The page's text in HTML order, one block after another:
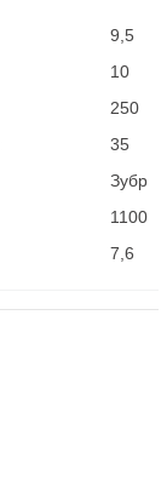
9,5
10
250
35
Зубр
1100
7,6